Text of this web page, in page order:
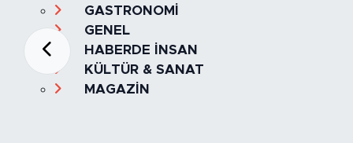
GASTRONOMİ
GENEL
HABERDE İNSAN
KÜLTÜR & SANAT
MAGAZİN